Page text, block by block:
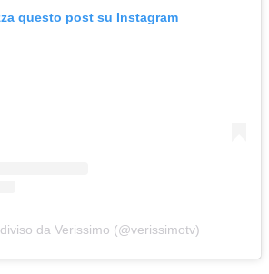
questo post su Instagram
da Verissimo (@verissimotv)